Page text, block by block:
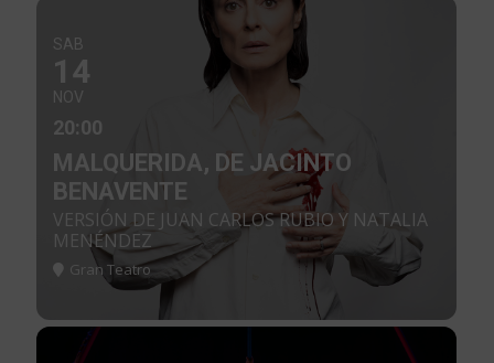
SAB
14
NOV
20:00
MALQUERIDA, DE JACINTO
BENAVENTE
VERSIÓN DE JUAN CARLOS RUBIO Y NATALIA
MENÉNDEZ
Gran Teatro